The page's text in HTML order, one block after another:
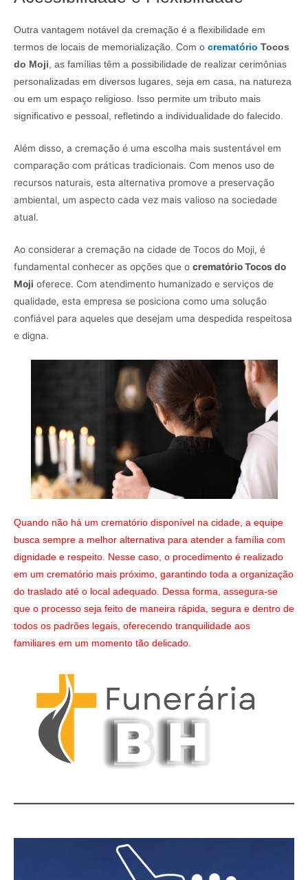
Outra vantagem notável da cremação é a flexibilidade em
termos de locais de memorialização. Com o crematório Tocos
do Moji, as famílias têm a possibilidade de realizar cerimônias
personalizadas em diversos lugares, seja em casa, na natureza
ou em um espaço religioso. Isso permite um tributo mais
significativo e pessoal, refletindo a individualidade do falecido.
Além disso, a cremação é uma escolha mais sustentável em
comparação com práticas tradicionais. Com menos uso de
recursos naturais, esta alternativa promove a preservação
ambiental, um aspecto cada vez mais valioso na sociedade
atual.
Ao considerar a cremação na cidade de Tocos do Moji, é
fundamental conhecer as opções que o crematório Tocos do
Moji oferece. Com atendimento humanizado e serviços de
qualidade, esta empresa se posiciona como uma solução
confiável para aqueles que desejam uma despedida respeitosa
e digna.
Quando não há um crematório disponível na cidade, a equipe
busca sempre a melhor alternativa para atender a família com
dignidade e respeito. Nesse caso, o procedimento é realizado
em um crematório mais próximo, garantindo toda a organização
do traslado até o local adequado. Dessa forma, assegura-se
que o processo seja feito de maneira rápida, segura e dentro de
todos os padrões legais, oferecendo tranquilidade aos
familiares em um momento tão delicado.